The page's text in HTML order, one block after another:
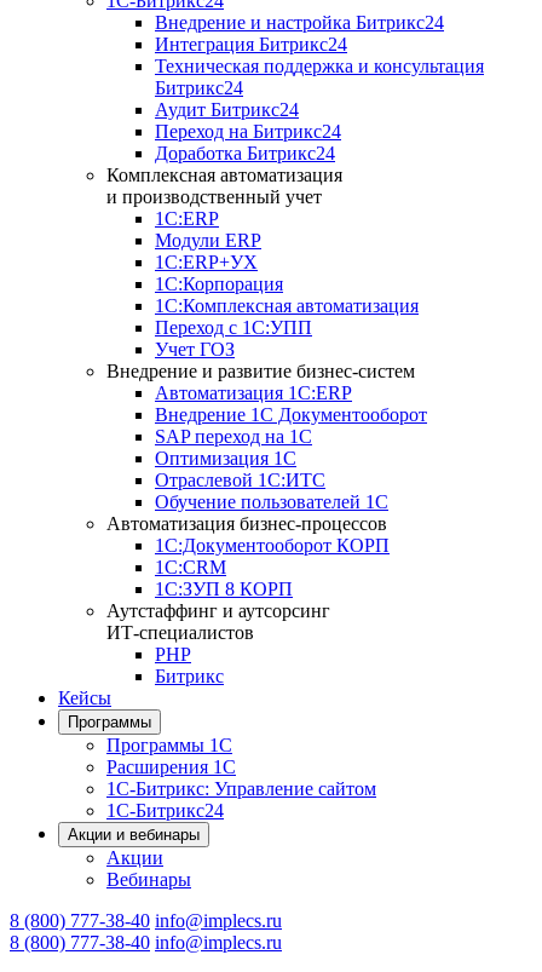
Внедрение и настройка Битрикс24
Интеграция Битрикс24
Техническая поддержка и консультация
Битрикс24
Аудит Битрикс24
Переход на Битрикс24
Доработка Битрикс24
Комплексная автоматизация
и производственный учет
1С:ERP
Модули ERP
1C:ERP+УХ
1С:Корпорация
1С:Комплексная автоматизация
Переход с 1С:УПП
Учет ГОЗ
Внедрение и развитие бизнес-систем
Автоматизация 1С:ERP
Внедрение 1С Документооборот
SAP переход на 1С
Оптимизация 1С
Отраслевой 1С:ИТС
Обучение пользователей 1С
Автоматизация бизнес-процессов
1С:Документооборот КОРП
1С:CRM
1С:ЗУП 8 КОРП
Аутстаффинг и аутсорсинг
ИТ-специалистов
PHP
Битрикс
Кейсы
Программы
Программы 1С
Расширения 1С
1С-Битрикс: Управление сайтом
1С-Битрикс24
Акции и вебинары
Акции
Вебинары
8 (800) 777-38-40 info@implecs.ru
8 (800) 777-38-40 info@implecs.ru